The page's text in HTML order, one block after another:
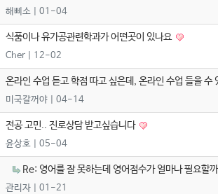
해삐소 | 01-04
식품이나 유가공관련학과가 어떤곳이 있나요
Cher | 12-02
온라인 수업 듣고 학점 따고 싶은데, 온라인 수업 들을 수
미국갈꺼야 | 04-14
전공 고민.. 진로상담 받고싶습니다
윤상호 | 05-04
Re: 영어를 잘 못하는데 영어점수가 얼마나 필요할
관리자 | 01-21